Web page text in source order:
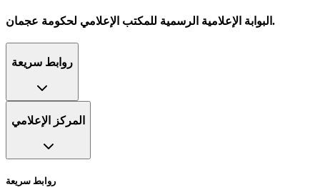
البوابة الإعلامية الرسمية للمكتب الإعلامي لحكومة عجمان.
روابط سريعة
المركز الإعلامي
روابط سريعة